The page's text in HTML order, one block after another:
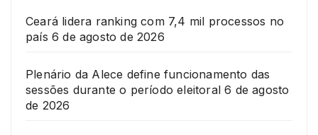
Ceará lidera ranking com 7,4 mil processos no
país 6 de agosto de 2026
Plenário da Alece define funcionamento das
sessões durante o período eleitoral 6 de agosto
de 2026